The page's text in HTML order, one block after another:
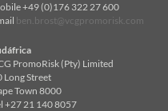
+49 (0)176 322 27 600
ben.brost@vcgpromorisk.com
PromoRisk (Pty) Limited
Long Street
Town 8000
+27 21 140 8057